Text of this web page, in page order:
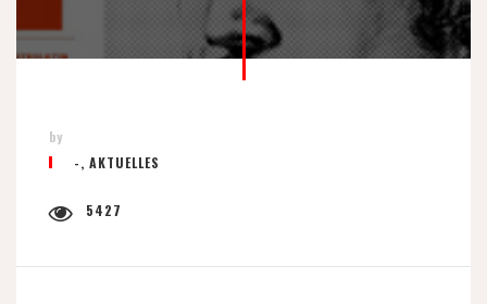
by
-, AKTUELLES
5427